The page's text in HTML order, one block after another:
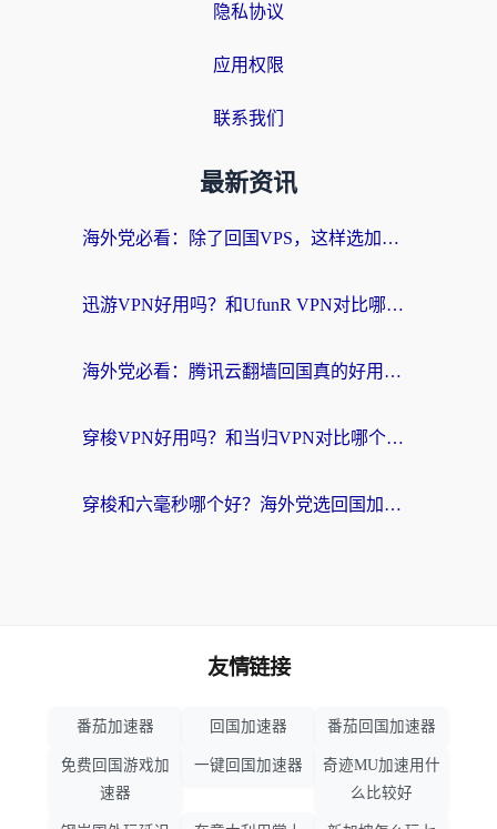
隐私协议
应用权限
联系我们
最新资讯
海外党必看：除了回国VPS，这样选加速器也能无缝刷国内资源？
迅游VPN好用吗？和UfunR VPN对比哪个回国效果更好？海外党亲测避坑指南
海外党必看：腾讯云翻墙回国真的好用吗？+ 3步选对回国加速器指南
穿梭VPN好用吗？和当归VPN对比哪个回国效果更好？海外党亲测实用指南
穿梭和六毫秒哪个好？海外党选回国加速器的避坑指南，附番茄加速器实测
友情链接
番茄加速器 回国加速器 番茄回国加速器
免费回国游戏加
速器
一键回国加速器
奇迹MU加速用什
么比较好